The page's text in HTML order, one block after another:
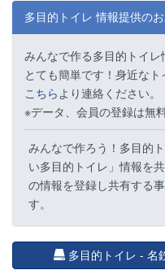
多目的トイレ 情報提供の
みんなで作る多目的トイ
とても簡単です！身近なト
こちらより連絡ください。
※データ、会員の登録は無
みんなで作ろう！多目的
い多目的トイレ」情報を
の情報を登録し共有する
す。
多目的トイレ - 名